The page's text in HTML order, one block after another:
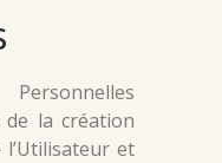
de la création
et